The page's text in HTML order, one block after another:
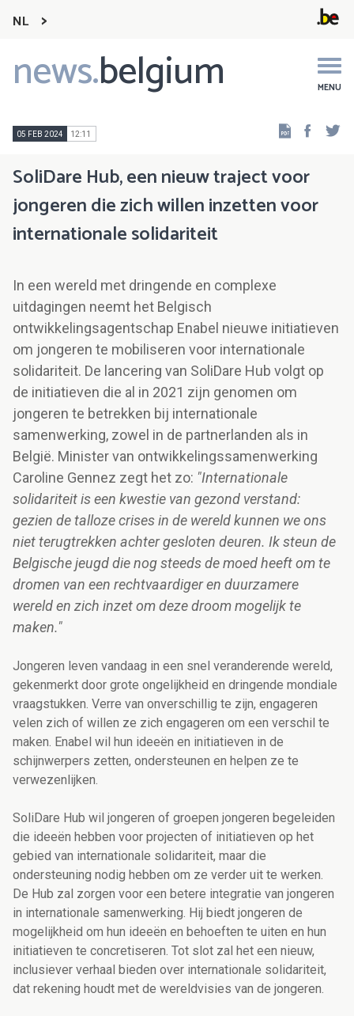
NL
news.belgium MENU
Main
navigation
05 FEB 2024 12:11
SoliDare Hub, een nieuw traject voor
jongeren die zich willen inzetten voor
internationale solidariteit
In een wereld met dringende en complexe
uitdagingen neemt het Belgisch
ontwikkelingsagentschap Enabel nieuwe initiatieven
om jongeren te mobiliseren voor internationale
solidariteit. De lancering van SoliDare Hub volgt op
de initiatieven die al in 2021 zijn genomen om
jongeren te betrekken bij internationale
samenwerking, zowel in de partnerlanden als in
België. Minister van ontwikkelingssamenwerking
Caroline Gennez zegt het zo: "Internationale
solidariteit is een kwestie van gezond verstand:
gezien de talloze crises in de wereld kunnen we ons
niet terugtrekken achter gesloten deuren. Ik steun de
Belgische jeugd die nog steeds de moed heeft om te
dromen van een rechtvaardiger en duurzamere
wereld en zich inzet om deze droom mogelijk te
maken."
Jongeren leven vandaag in een snel veranderende wereld,
gekenmerkt door grote ongelijkheid en dringende mondiale
vraagstukken. Verre van onverschillig te zijn, engageren
velen zich of willen ze zich engageren om een verschil te
maken. Enabel wil hun ideeën en initiatieven in de
schijnwerpers zetten, ondersteunen en helpen ze te
verwezenlijken.
SoliDare Hub wil jongeren of groepen jongeren begeleiden
die ideeën hebben voor projecten of initiatieven op het
gebied van internationale solidariteit, maar die
ondersteuning nodig hebben om ze verder uit te werken.
De Hub zal zorgen voor een betere integratie van jongeren
in internationale samenwerking. Hij biedt jongeren de
mogelijkheid om hun ideeën en behoeften te uiten en hun
initiatieven te concretiseren. Tot slot zal het een nieuw,
inclusiever verhaal bieden over internationale solidariteit,
dat rekening houdt met de wereldvisies van de jongeren.